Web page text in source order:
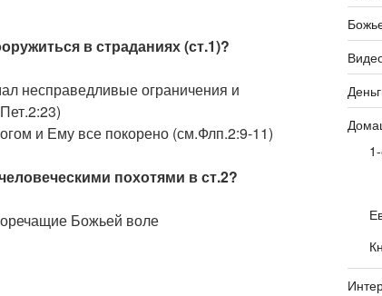
в страданиях (ст.1)?
несправедливые ограничения и
и Ему все покорено (см.Флп.2:9-11)
похотями в ст.2?
Божьей воле